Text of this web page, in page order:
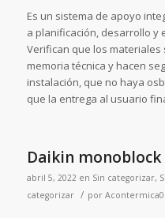
Es un sistema de apoyo
a planificación, desarrollo y
Verifican que los
memoria técnica y hacen
instalación, que no haya
que la entrega al usuario
Daikin monoblock
abril 5, 2022 en Sin categorizar,
categorizar
/ por Acontermica0